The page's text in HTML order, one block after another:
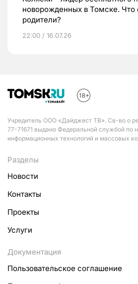
новорожденных в Томске. Что
родители?
22:00 / 16.07.26
Учредитель ООО «Дайджест ТВ». Св-во о
77-71671 выдано Федеральной службой по
информационных технологий и массовых
Разделы
Новости
Контакты
Проекты
Услуги
Документация
Пользовательское соглашение